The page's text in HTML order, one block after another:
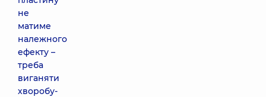
не
матиме
належного
ефекту –
треба
виганяти
хворобу-